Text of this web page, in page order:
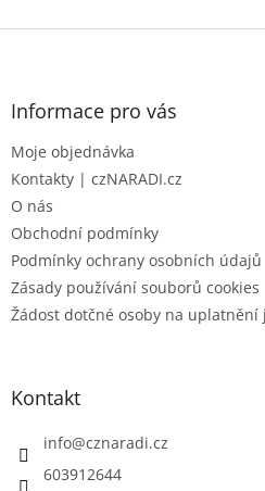
Z
Informace pro vás
Moje objednávka
Kontakty | czNARADI.cz
O nás
Obchodní podmínky
Podmínky ochrany osobních údajů
Zásady používání souborů cookies
Žádost dotčné osoby na uplatnění
Kontakt
info@cznaradi.cz
603912644